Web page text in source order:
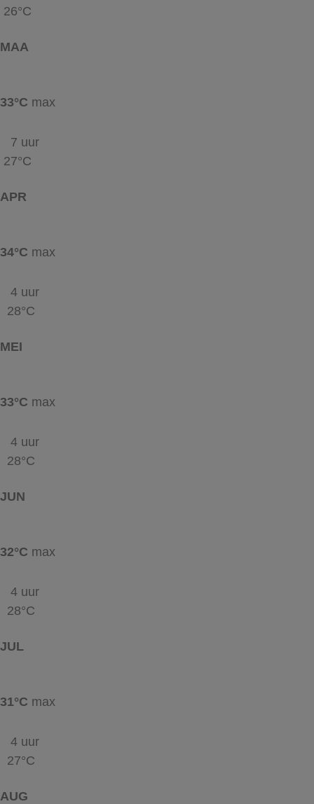
26°C
MAA
33°C max
7 uur
27°C
APR
34°C max
4 uur
28°C
MEI
33°C max
4 uur
28°C
JUN
32°C max
4 uur
28°C
JUL
31°C max
4 uur
27°C
AUG